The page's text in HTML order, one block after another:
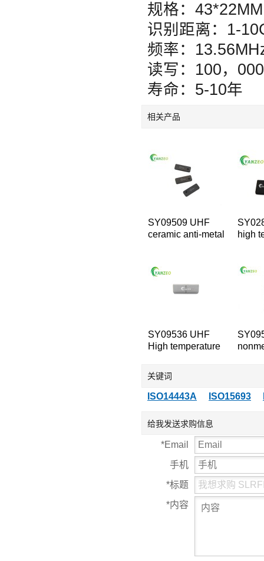
规格：43*22MM
识别距离：1-
频率：
读写：100，
寿命：5-10年
相关产品
SY09509 UHF
ceramic anti-metal
high
SY09536 UHF
High temperature
Devices table
关键词
ISO14443A ISO15693
给我发送求购信息
*Email
手机
*标题
*内容